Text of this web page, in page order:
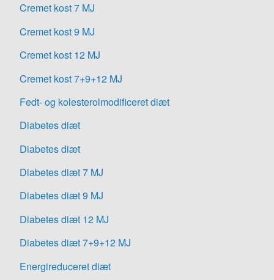
Cremet kost 7 MJ
Cremet kost 9 MJ
Cremet kost 12 MJ
Cremet kost 7+9+12 MJ
Fedt- og kolesterolmodificeret diæt
Diabetes diæt
Diabetes diæt
Diabetes diæt 7 MJ
Diabetes diæt 9 MJ
Diabetes diæt 12 MJ
Diabetes diæt 7+9+12 MJ
Energireduceret diæt